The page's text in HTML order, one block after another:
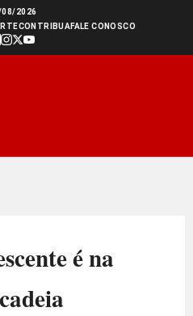
2026
CONTRIBUAFALE CONOSCO
é na